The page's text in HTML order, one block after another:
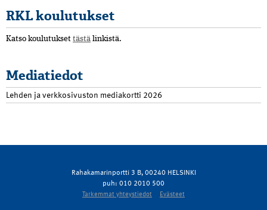
RKL koulutukset
Katso koulutukset tästä linkistä.
Mediatiedot
Lehden ja verkkosivuston mediakortti 2026
Rahakamarinportti 3 B, 00240 HELSINKI
puh: 010 2010 500
Tarkemmat yhteystiedot Evästeet